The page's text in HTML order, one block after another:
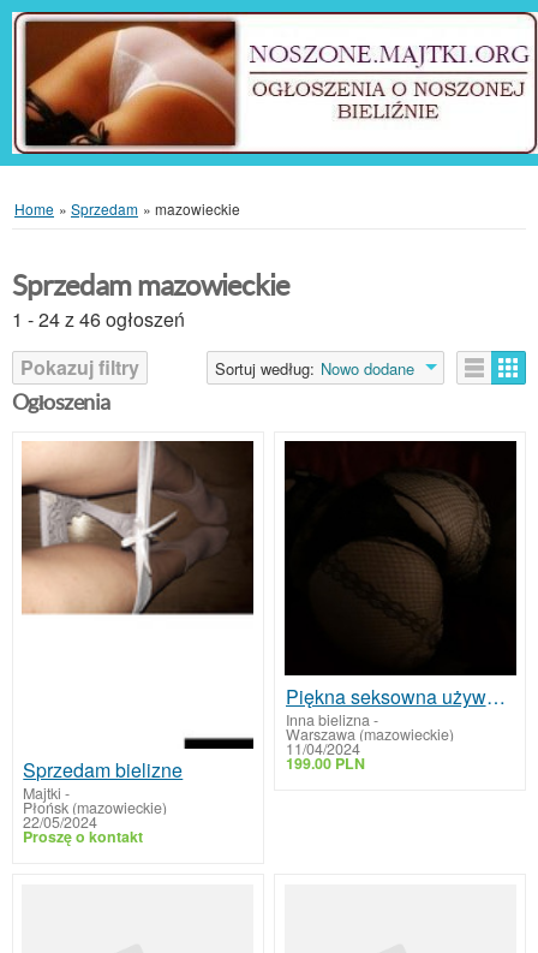
Home » Sprzedam » mazowieckie
Sprzedam mazowieckie
1 - 24 z 46 ogłoszeń
Pokazuj filtry
Sortuj według: Nowo dodane
Ogłoszenia
Sprzedam bielizne
Majtki -
Płońsk (mazowieckie)
22/05/2024
Proszę o kontakt
Piękna seksowna używana bielizna koronkowy pachnący kombinezon fetysz
Inna bielizna -
Warszawa (mazowieckie)
11/04/2024
199.00 PLN